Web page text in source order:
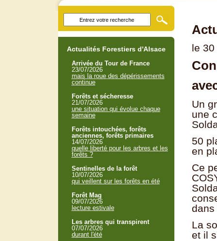
le
Un
une
50
en
Ce
dans
La
et il
Actualités Forestiers d'Alsace
Arrivée du Tour de France
23/07/2026
mais la roue des dépérissements
continue
Forêts et sécheresse
21/07/2026
une situation qui évolue chaque
semaine
Forêts intouchées, forêts
anciennes, forêts primaires
14/07/2026
quelle liberté pour les arbres et les
forêts ?
Sentinelles de la forêt
10/07/2026
qui veillent sur les forêts en été
Forêt Mag
09/07/2026
lecture estivale
Les arbres qui transpirent
07/07/2026
durant l'été